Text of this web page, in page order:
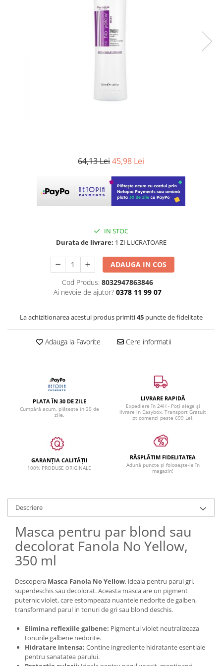
64,13 Lei45,98 Lei
IN STOC
Durata de livrare: 1 ZI LUCRATOARE
ADAUGA IN COS
Cod Produs: 8032947863846
Ai nevoie de ajutor? 0378 11 99 07
La achizitionarea acestui produs primiti45puncte de fidelitate
Adauga la Favorite Cere informatii
PLATA ÎN 30 DE ZILE
Cumpără acum, plătește în 30 de
zile.
LIVRARE RAPIDĂ
Expediere în 24H - Poți alege și
livrare in Easybox. Transport Gratuit
pt comenzi peste 699 Lei.
GARANȚIA CALITĂȚII
100% PRODUSE ORIGINALE
RĂSPLĂTIM FIDELITATEA
Adună puncte și folosește-le în
magazin!
Descriere
Masca pentru par blond sau
decolorat Fanola No Yellow,
350 ml
Descopera Masca Fanola No Yellow, ideala pentru parul gri,
superdeschis sau decolorat. Aceasta masca are un pigment
puternic violet, care estompeaza nuantele nedorite de galben,
transformand parul in tonuri de gri sau blond deschis.
Elimina reflexiile galbene: Pigmentul violet neutralizeaza
tonurile galbene nedorite.
Hidratare intensa: Contine ingrediente hidratante esentiale
pentru sanatatea parului.